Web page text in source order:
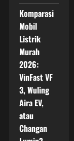
Komparasi
Mobil
Listrik
Murah
2026:
VinFast VF
3, Wuling
Aira EV,
atau
Changan